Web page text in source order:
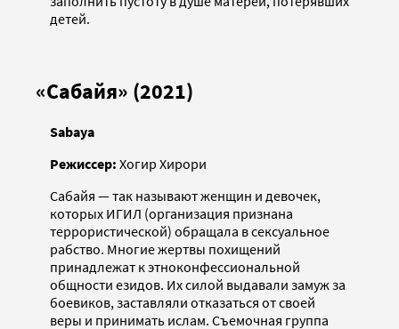
детей.
«Сабайя» (2021)
Sabaya
Режиссер: Хогир Хирори
Сабайя — так называют женщин и девочек,
которых ИГИЛ (организация признана
террористической) обращала в сексуальное
рабство. Многие жертвы похищений
принадлежат к этноконфессиональной
общности езидов. Их силой выдавали замуж за
боевиков, заставляли отказаться от своей
веры и принимать ислам. Съемочная группа